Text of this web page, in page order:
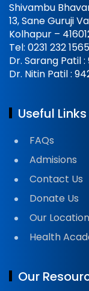
Shivambu
13, Sane Guruji
Kolhapur –
Tel: 0231 232
Dr. Sarang Patil
Dr. Nitin Patil :
Useful Links
FAQs
Admisions
Contact Us
Donate Us
Our Location
Health
Our